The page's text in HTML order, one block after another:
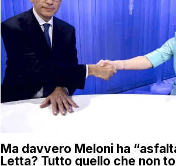
Ma davvero Meloni ha
Letta? Tutto quello che non